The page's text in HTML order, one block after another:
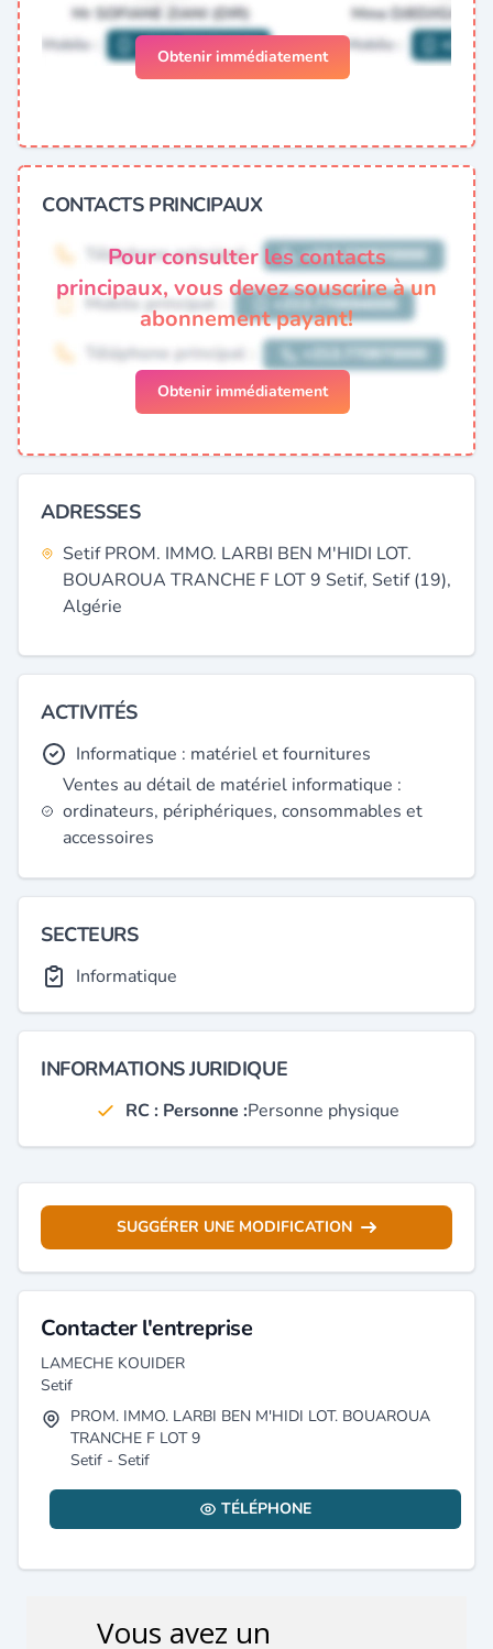
Obtenir immédiatement
CONTACTS PRINCIPAUX
Pour consulter les contacts
principaux, vous devez souscrire à un
abonnement payant!
Obtenir immédiatement
ADRESSES
Setif PROM. IMMO. LARBI BEN M'HIDI LOT.
BOUAROUA TRANCHE F LOT 9 Setif, Setif (19),
Algérie
ACTIVITÉS
Informatique : matériel et fournitures
Ventes au détail de matériel informatique :
ordinateurs, périphériques, consommables et
accessoires
SECTEURS
Informatique
INFORMATIONS JURIDIQUE
RC : Personne :Personne physique
SUGGÉRER UNE MODIFICATION
Contacter l'entreprise
LAMECHE KOUIDER
Setif
PROM. IMMO. LARBI BEN M'HIDI LOT. BOUAROUA
TRANCHE F LOT 9
Setif - Setif
TÉLÉPHONE